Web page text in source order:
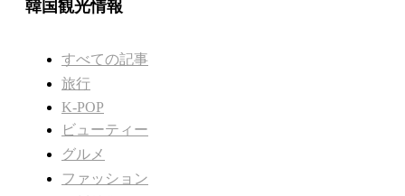
韓国観光情報
すべての記事
旅行
K-POP
ビューティー
グルメ
ファッション